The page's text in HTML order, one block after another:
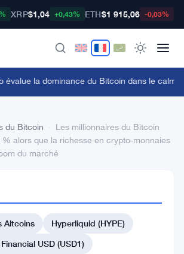
XRP$1,04 +0,43% ETH$1 915,06 -0,03%
la dominance du Bitcoin dans le calme
du Bitcoin
Les millionnaires du Bitcoin
alors que la richesse en crypto-monnaies
du marché
Altcoins
Hyperliquid (HYPE)
USD (USD1)